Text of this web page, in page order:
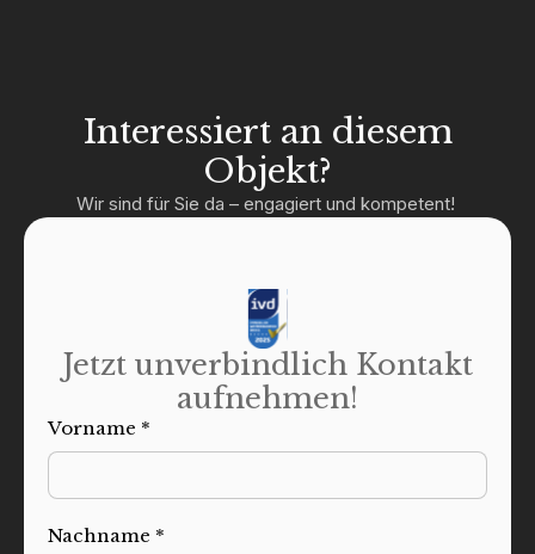
Interessiert an diesem
Objekt?
Wir sind für Sie da – engagiert und kompetent!
Jetzt unverbindlich Kontakt
aufnehmen!
Vorname *
Nachname *